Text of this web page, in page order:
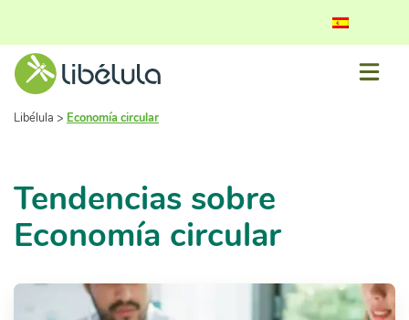
Libélula > Economía circular
Tendencias sobre
Economía circular